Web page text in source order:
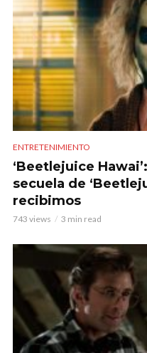
ENTRETENIMIENTO
‘Beetlejuice
secuela de
recibimos
743 views 3 min read